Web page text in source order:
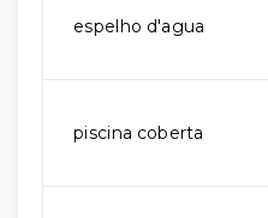
espelho d'agua
piscina coberta